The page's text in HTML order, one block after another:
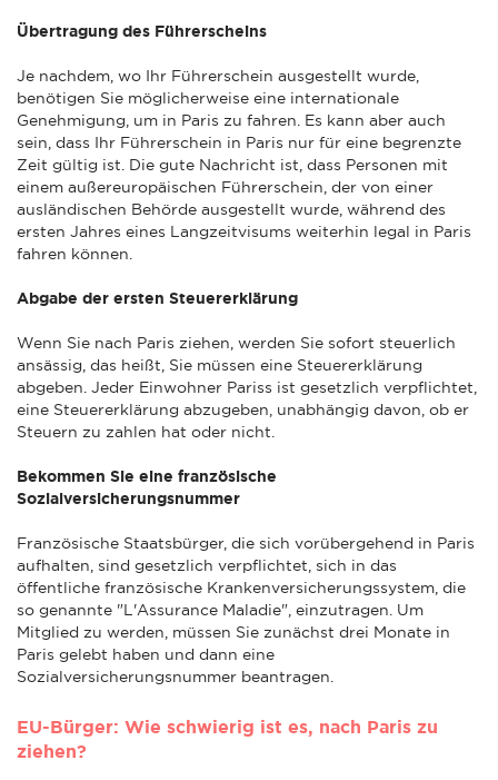
Übertragung des Führerscheins
Je nachdem, wo Ihr Führerschein ausgestellt wurde,
benötigen Sie möglicherweise eine internationale
Genehmigung, um in Paris zu fahren. Es kann aber auch
sein, dass Ihr Führerschein in Paris nur für eine begrenzte
Zeit gültig ist. Die gute Nachricht ist, dass Personen mit
einem außereuropäischen Führerschein, der von einer
ausländischen Behörde ausgestellt wurde, während des
ersten Jahres eines Langzeitvisums weiterhin legal in Paris
fahren können.
Abgabe der ersten Steuererklärung
Wenn Sie nach Paris ziehen, werden Sie sofort steuerlich
ansässig, das heißt, Sie müssen eine Steuererklärung
abgeben. Jeder Einwohner Pariss ist gesetzlich verpflichtet,
eine Steuererklärung abzugeben, unabhängig davon, ob er
Steuern zu zahlen hat oder nicht.
Bekommen Sie eine französische
Sozialversicherungsnummer
Französische Staatsbürger, die sich vorübergehend in Paris
aufhalten, sind gesetzlich verpflichtet, sich in das
öffentliche französische Krankenversicherungssystem, die
so genannte "L'Assurance Maladie", einzutragen. Um
Mitglied zu werden, müssen Sie zunächst drei Monate in
Paris gelebt haben und dann eine
Sozialversicherungsnummer beantragen.
EU-Bürger: Wie schwierig ist es, nach Paris zu
ziehen?